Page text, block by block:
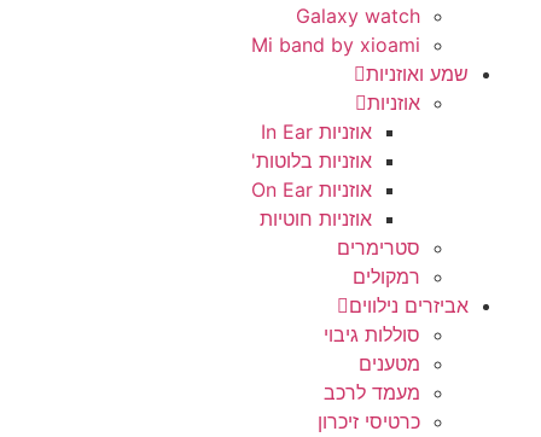
Galaxy watch
Mi band by xioami
שמע ואוזניות
אוזניות
אוזניות In Ear
אוזניות בלוטות'
אוזניות On Ear
אוזניות חוטיות
סטרימרים
רמקולים
אביזרים נילווים
סוללות גיבוי
מטענים
מעמד לרכב
כרטיסי זיכרון